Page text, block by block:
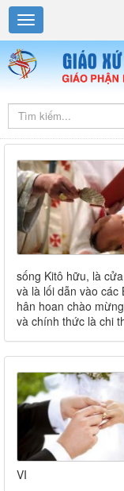
sống Kitô hữu, là
và là lối dẫn vào
hân hoan chào
và chính thức là chi
VI